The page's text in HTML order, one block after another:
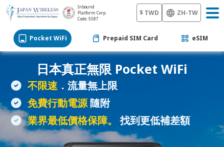
Inbound
Platform Corp.
Code: 5587
$ TWD ZH-TW
Pocket WiFi Prepaid SIM Card eSIM
日本真正無限 Pocket WiFi
不限速．流量無上限
免費行動電源隨附
業界最低價格保障。
找到更低補差額